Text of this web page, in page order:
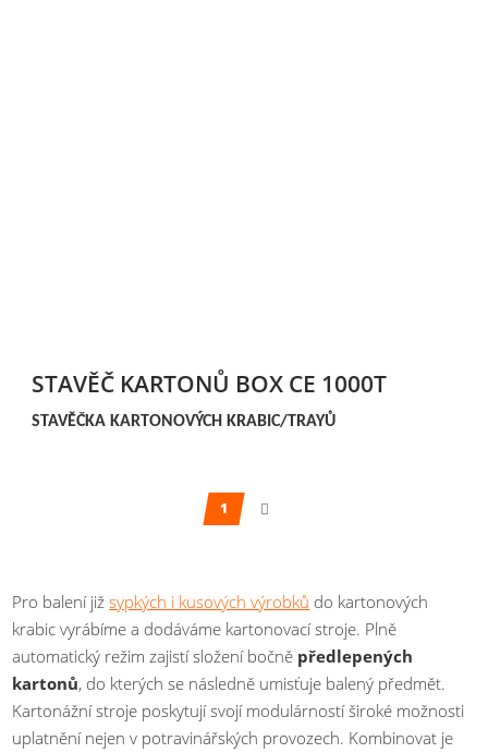
STAVĚČ KARTONŮ BOX CE 1000T
STAVĚČKA KARTONOVÝCH KRABIC/TRAYŮ
1
2
Pro balení jižsypkých i kusových výrobků do kartonových
krabic vyrábíme a dodáváme kartonovací stroje. Plně
automatický režim zajistí složení bočně předlepených
kartonů, do kterých se následně umisťuje balený předmět.
Kartonážní stroje poskytují svojí modulárností široké možnosti
uplatnění nejen v potravinářských provozech. Kombinovat je